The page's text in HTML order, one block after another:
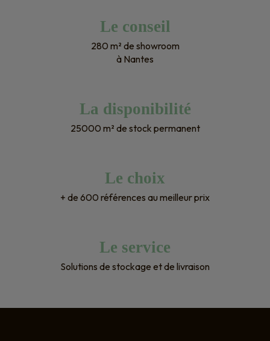
Le conseil
280 m² de showroom
à Nantes
La disponibilité
25000 m² de stock permanent
Le choix
+ de 600 références au meilleur prix
Le service
Solutions de stockage et de livraison